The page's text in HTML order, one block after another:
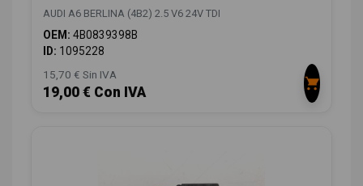
AUDI A6 BERLINA (4B2) 2.5 V6 24V TDI
OEM: 4B0839398B
ID: 1095228
15,70 € Sin IVA
19,00 € Con IVA